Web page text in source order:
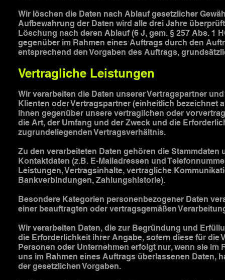
Wir löschen die Daten nach Ablauf gesetzlicher
Aufbewahrung der Daten wird alle drei Jahre
Löschung nach deren Ablauf (6 J, gem. § 257 Abs. 1
gegenüber im Rahmen eines Auftrags durch den
entsprechend den Vorgaben des Auftrags,
Vertragliche Leistungen
Wir verarbeiten die Daten unserer Vertragspartner
Klienten oder Vertragspartner (einheitlich bezeichnet
ihnen gegenüber unsere vertraglichen oder
die Art, der Umfang und der Zweck und die
zugrundeliegenden Vertragsverhältnis.
Zu den verarbeiteten Daten gehören die
Kontaktdaten (z.B. E-Mailadressen und
Leistungen, Vertragsinhalte, vertragliche
Bankverbindungen, Zahlungshistorie).
Besondere Kategorien personenbezogener Daten
einer beauftragten oder vertragsgemäßen
Wir verarbeiten Daten, die zur Begründung und
die Erforderlichkeit ihrer Angabe, sofern diese für die
Personen oder Unternehmen erfolgt nur, wenn sie im
uns im Rahmen eines Auftrags überlassenen Daten,
der gesetzlichen Vorgaben.